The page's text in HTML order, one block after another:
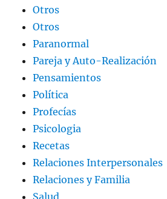
Otros
Otros
Paranormal
Pareja y Auto-Realización
Pensamientos
Política
Profecías
Psicologia
Recetas
Relaciones Interpersonales
Relaciones y Familia